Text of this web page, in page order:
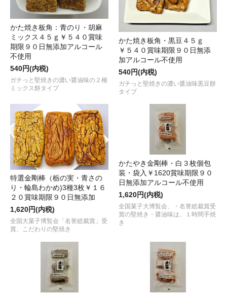
かた焼き板角：青のり・胡麻
ミックス４５ｇ￥５４０賞味
期限９０日無添加アルコール
不使用
540円(内税)
ガチっと堅焼きの濃い醤油味の２種
ミックス餅タイプ
かた焼き板角・黒豆４５ｇ
￥５４０賞味期限９０日無添
加アルコール不使用
540円(内税)
ガチっと堅焼きの濃い醤油味黒豆餅
タイプ
特選金剛棒（栃の実・青さの
り・輪島わかめ)3種3枚￥１６
２０賞味期限９０日無添加
1,620円(内税)
全国大菓子博覧会「名誉総裁賞」受
賞、こだわりの堅焼き
かたやき金剛棒・白３枚個包
装・袋入￥1620賞味期限９０
日無添加アルコール不使用
1,620円(内税)
全国菓子大博覧会、・名誉総裁賞受
賞の堅焼き・醤油味は、１時間手焼
き